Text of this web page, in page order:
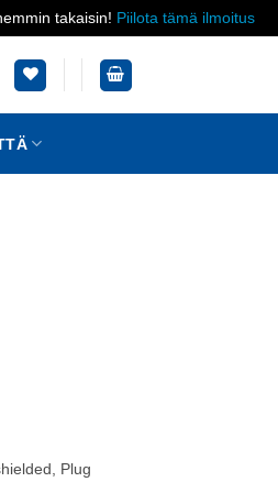
takaisin! Piilota tämä ilmoitus
Plug